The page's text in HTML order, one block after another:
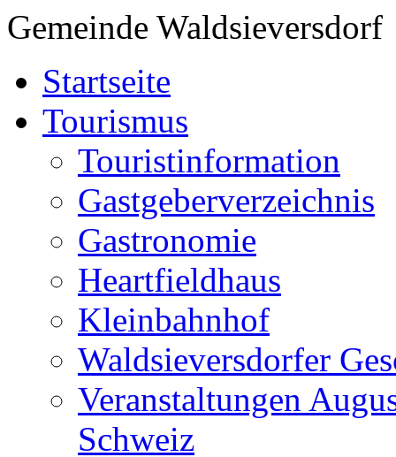
Gemeinde Waldsieversdorf
Startseite
Tourismus
Touristinformation
Gastgeberverzeichnis
Gastronomie
Heartfieldhaus
Kleinbahnhof
Waldsieversdorfer
Veranstaltungen
Schweiz